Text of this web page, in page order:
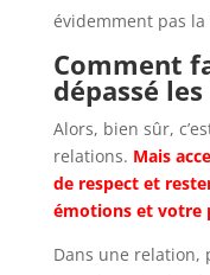
évidemment pas la
Comment
dépassé
Alors, bien sûr,
relations. Mais
de respect et
émotions et votre
Dans une relation,